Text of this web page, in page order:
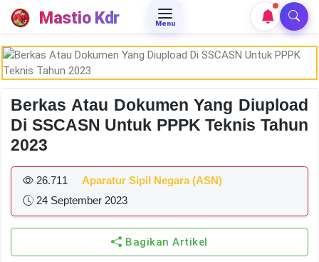
Mastio Kdr Menu
Berkas Atau Dokumen Yang Diupload
Di SSCASN Untuk PPPK Teknis Tahun
2023
26.711
Aparatur Sipil Negara (ASN)
24 September 2023
Bagikan Artikel